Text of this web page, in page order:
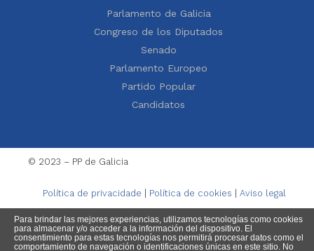
Parlamento de Galicia
Congreso de los Diputados
Senado
Parlamento Europeo
Partido Popular
Candidatos
© 2023 – PP de Galicia
Política de privacidade Política de cookies Aviso legal
Para brindar las mejores experiencias, utilizamos tecnologías como cookies
para almacenar y/o acceder a la información del dispositivo. El
consentimiento para estas tecnologías nos permitirá procesar datos como el
comportamiento de navegación o identificaciones únicas en este sitio. No